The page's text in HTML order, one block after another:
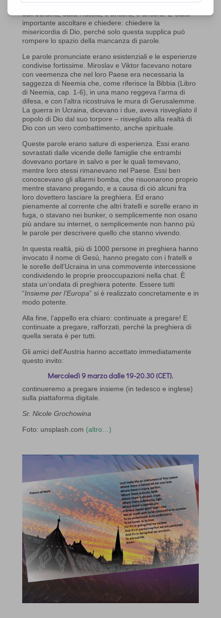
Nella preghiera stessa, si sono fatte sentire diverse voci:
dall’Ucraina, dalla Russia, e ancora, e ancora. E’ stato
importante ascoltare e chiedere: chiedere la
misericordia di Dio, perché solo questa supplica può
rompere lo spazio della mancanza di parole.
Le parole pronunciate erano esistenziali e le esperienze
condivise fortissime. Miroslav e Viktor facevano notare
con veemenza che nel loro Paese era necessaria la
saggezza di Neemia che, come riferisce la Bibbia (Libro
di Neemia, cap. 1-6), in una mano reggeva l’arma di
difesa, e con l’altra ricostruiva le mura di Gerusalemme.
La guerra in Ucraina, dicevano i due, aveva risvegliato il
popolo di Dio dal suo torpore – risvegliato alla realtà di
Dio con un vero combattimento, anche spirituale.
Queste parole erano sature di esperienza. Essi erano
sovrastati dalle vicende delle famiglie che entrambi
dovevano portare in salvo e per le quali temevano,
mentre loro stessi rimanevano nel Paese. Essi ben
conoscevano gli allarmi bomba, che risuonarono proprio
mentre stavano pregando, e a causa di ciò alcuni fra
loro dovettero lasciare la preghiera. Ed erano
pienamente al corrente che altri fratelli e sorelle erano in
fuga, o stavano nei bunker, o semplicemente non osano
più andare su internet, o semplicemente non hanno più
le parole per descrivere quello che stanno vivendo.
In questa realtà, più di 1000 persone in preghiera hanno
invocato il nome di Gesù, hanno pregato con i fratelli e
le sorelle dell’Ucraina in una commovente intercessione
condividendo le proprie preoccupazioni nella chat. È
stata un’ondata di preghiera potente. Essere tutti
“Insieme per l’Europa” si è realizzato concretamente e in
modo potente.
Alla fine, l’appello era chiaro: continuate a pregare! E
continuate a pregare, rafforzati, perché la preghiera di
quella serata è per tutti.
Gli amici dell’Austria hanno accettato immediatamente
questo invito:
Mercoledì 9 marzo dalle 19-20.30 (CET).
continueremo a pregare insieme (in tedesco e inglese)
sulla piattaforma digitale.
Sr. Nicole Grochowina
Foto: unsplash.com (altro…)